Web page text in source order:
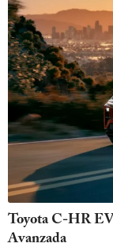
Toyota C-HR EV
Avanzada